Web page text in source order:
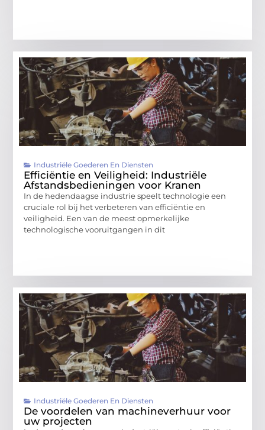
Industriële Goederen En Diensten
Efficiëntie en Veiligheid: Industriële
Afstandsbedieningen voor Kranen
In de hedendaagse industrie speelt technologie een
cruciale rol bij het verbeteren van efficiëntie en
veiligheid. Een van de meest opmerkelijke
technologische vooruitgangen in dit
Industriële Goederen En Diensten
De voordelen van machineverhuur voor
uw projecten